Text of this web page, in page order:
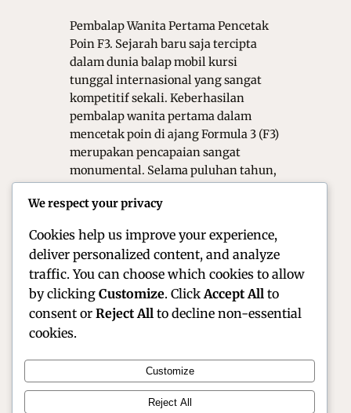
Pembalap Wanita Pertama Pencetak
Poin F3. Sejarah baru saja tercipta
dalam dunia balap mobil kursi
tunggal internasional yang sangat
kompetitif sekali. Keberhasilan
pembalap wanita pertama dalam
mencetak poin di ajang Formula 3 (F3)
merupakan pencapaian sangat
monumental. Selama puluhan tahun,
kaum pria dengan persaingan yang
Official Site of Christian Montanari | Racer &
We respect your privacy
Cookies help us improve your experience,
deliver personalized content, and analyze
traffic. You can choose which cookies to allow
by clicking Customize. Click Accept All to
consent or Reject All to decline non-essential
cookies.
Customize
Reject All